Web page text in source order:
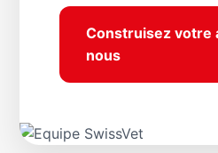
Construisez votre
nous